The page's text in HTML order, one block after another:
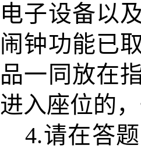
电子设备以
闹钟功能已
品一同放在
进入座位的
4.请在答